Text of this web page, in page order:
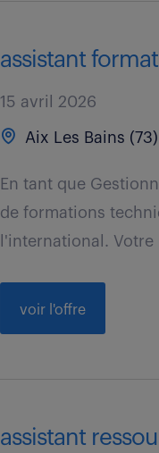
assistant
15 avril 2026
Aix Les Bains (73)
En tant que
de formations
l'international. Votre
voir l'offre
assistant